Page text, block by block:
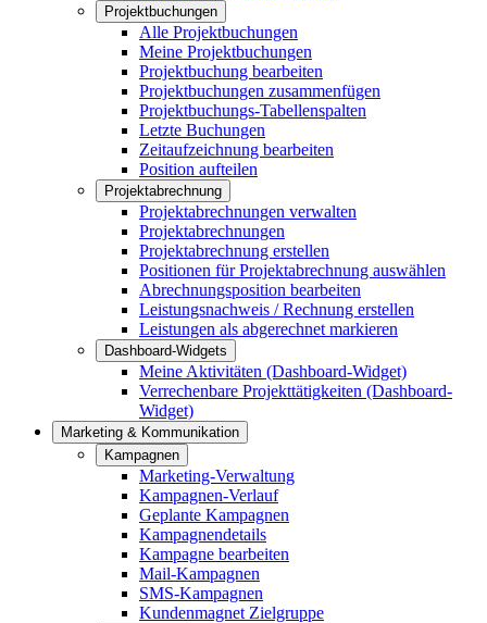
Projektbuchungen
Alle Projektbuchungen
Meine Projektbuchungen
Projektbuchung bearbeiten
Projektbuchungen zusammenfügen
Projektbuchungs-Tabellenspalten
Letzte Buchungen
Zeitaufzeichnung bearbeiten
Position aufteilen
Projektabrechnung
Projektabrechnungen verwalten
Projektabrechnungen
Projektabrechnung erstellen
Positionen für Projektabrechnung auswählen
Abrechnungsposition bearbeiten
Leistungsnachweis / Rechnung erstellen
Leistungen als abgerechnet markieren
Dashboard-Widgets
Meine Aktivitäten (Dashboard-Widget)
Verrechenbare Projekttätigkeiten (Dashboard-
Widget)
Marketing & Kommunikation
Kampagnen
Marketing-Verwaltung
Kampagnen-Verlauf
Geplante Kampagnen
Kampagnendetails
Kampagne bearbeiten
Mail-Kampagnen
SMS-Kampagnen
Kundenmagnet Zielgruppe